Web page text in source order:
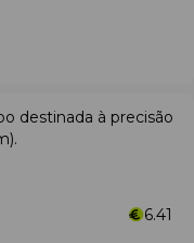
destinada à precisão
6.41